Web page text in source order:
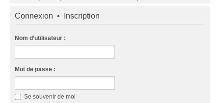
Connexion • Inscription
Nom d’utilisateur :
Mot de passe :
Se souvenir de moi